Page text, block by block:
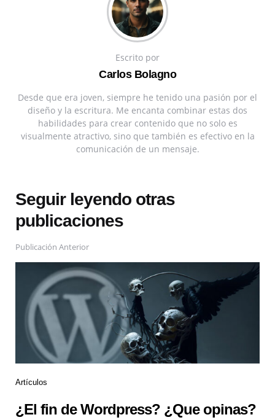
Escrito por
Carlos Bolagno
Desde que era joven, siempre he tenido una pasión por el
diseño y la escritura. Me encanta combinar estas dos
habilidades para crear contenido que no solo es
visualmente atractivo, sino que también es efectivo en la
comunicación de un mensaje.
Seguir leyendo otras
publicaciones
Publicación Anterior
Artículos
¿El fin de Wordpress? ¿Que opinas?